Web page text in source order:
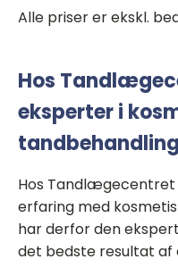
Alle priser er ekskl.
Hos
eksperter i
Hos Tandlægecentret
erfaring med
har derfor den
det bedste resultat af